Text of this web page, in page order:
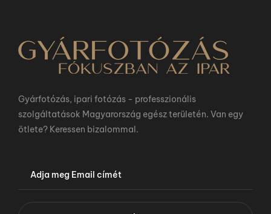
Gyárfotózás, ipari fotózás - professzionális
szolgáltatások Magyarország egész területén. Van egy
ötlete? Keressen bizalommal.